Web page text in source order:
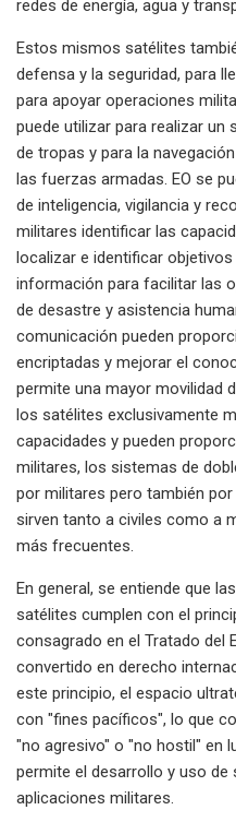
redes de energía, agua y
Estos mismos satélites
defensa y la seguridad, para
para apoyar operaciones
puede utilizar para realizar
de tropas y para la
las fuerzas armadas. EO se
de inteligencia, vigilancia y
militares identificar las
localizar e identificar
información para facilitar las
de desastre y asistencia
comunicación pueden
encriptadas y mejorar el
permite una mayor movilidad
los satélites exclusivamente
capacidades y pueden
militares, los sistemas de
por militares pero también
sirven tanto a civiles como a
más frecuentes.
En general, se entiende que
satélites cumplen con el
consagrado en el Tratado del
convertido en derecho
este principio, el espacio
con "fines pacíficos", lo que
"no agresivo" o "no hostil" en
permite el desarrollo y uso
aplicaciones militares.